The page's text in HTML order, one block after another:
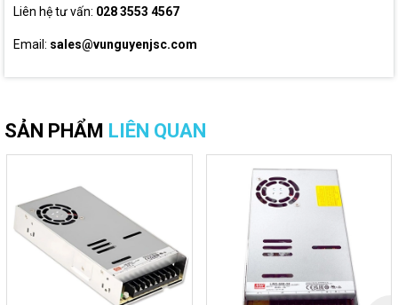
Liên hệ tư vấn: 028 3553 4567
Email: sales@vunguyenjsc.com
SẢN PHẨM LIÊN QUAN